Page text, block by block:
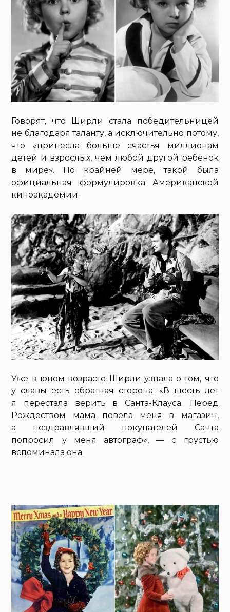
Говорят, что Ширли стала победительницей
не благодаря таланту, а исключительно потому,
что «принесла больше счастья миллионам
детей и взрослых, чем любой другой ребенок
в мире». По крайней мере, такой была
официальная формулировка Американской
киноакадемии.
Уже в юном возрасте Ширли узнала о том, что
у славы есть обратная сторона. «В шесть лет
я перестала верить в Санта-Клауса. Перед
Рождеством мама повела меня в магазин,
а поздравлявший покупателей Санта
попросил у меня автограф», — с грустью
вспоминала она.